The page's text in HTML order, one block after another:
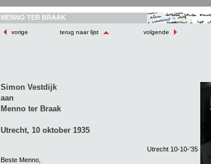
MENNO TER BRAAK
vorige terug naar lijst volgende
Simon Vestdijk
aan
Menno ter Braak
Utrecht, 10 oktober 1935
Utrecht 10-10-'35
Beste Menno,